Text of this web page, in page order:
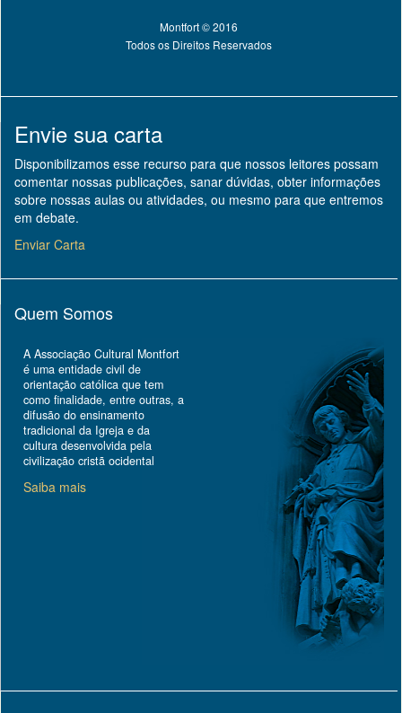
Montfort © 2016
Todos os Direitos Reservados
Envie sua carta
Disponibilizamos esse recurso para que nossos leitores possam
comentar nossas publicações, sanar dúvidas, obter informações
sobre nossas aulas ou atividades, ou mesmo para que entremos
em debate.
Enviar Carta
Quem Somos
A Associação Cultural Montfort
é uma entidade civil de
orientação católica que tem
como finalidade, entre outras, a
difusão do ensinamento
tradicional da Igreja e da
cultura desenvolvida pela
civilização cristã ocidental
Saiba mais